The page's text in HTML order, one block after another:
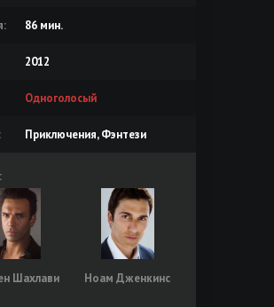
86 мин.
2012
Одноголосый
Приключения, Фэнтези
Шахлави Ноам Дженкинс